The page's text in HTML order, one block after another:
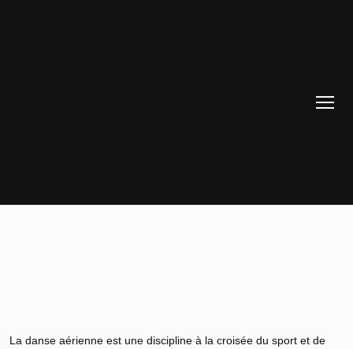
La danse aérienne est une discipline à la croisée du sport et de